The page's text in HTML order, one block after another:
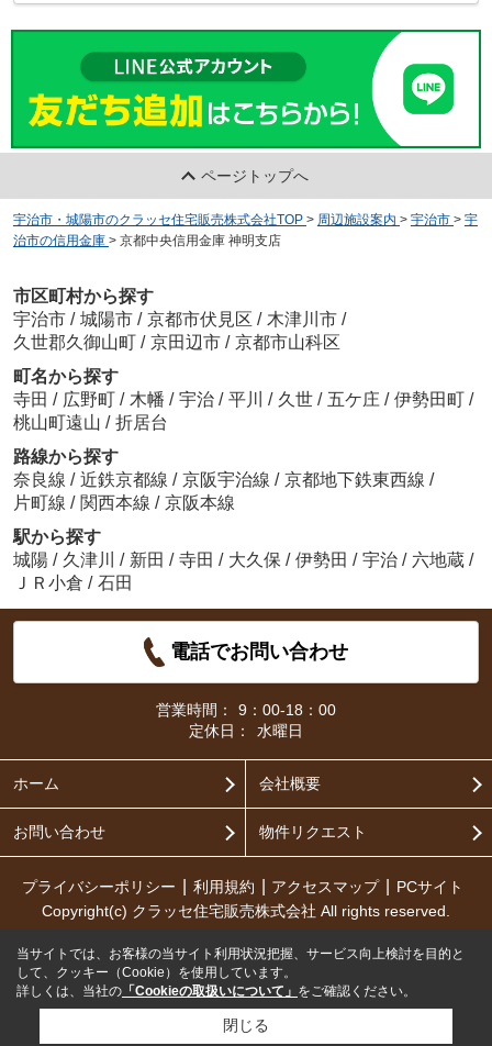
ページトップへ
宇治市・城陽市のクラッセ住宅販売株式会社TOP > 周辺施設案内 > 宇治市 > 宇
治市の信用金庫 > 京都中央信用金庫 神明支店
市区町村から探す
宇治市 / 城陽市 / 京都市伏見区 / 木津川市 /
久世郡久御山町 / 京田辺市 / 京都市山科区
町名から探す
寺田 / 広野町 / 木幡 / 宇治 / 平川 / 久世 / 五ケ庄 / 伊勢田町 /
桃山町遠山 / 折居台
路線から探す
奈良線 / 近鉄京都線 / 京阪宇治線 / 京都地下鉄東西線 /
片町線 / 関西本線 / 京阪本線
駅から探す
城陽 / 久津川 / 新田 / 寺田 / 大久保 / 伊勢田 / 宇治 / 六地蔵 /
ＪＲ小倉 / 石田
電話でお問い合わせ
営業時間：
9：00-18：00
定休日：
水曜日
ホーム 会社概要
お問い合わせ 物件リクエスト
プライバシーポリシー 利用規約 アクセスマップ
PCサイト
Copyright(c) クラッセ住宅販売株式会社 All rights reserved.
当サイトでは、お客様の当サイト利用状況把握、サービス向上検討を目的と
して、クッキー（Cookie）を使用しています。
詳しくは、当社の 「Cookieの取扱いについて」 をご確認ください。
閉じる